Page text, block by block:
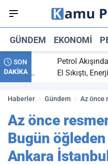
GÜNDEM EKONOMI
SON
DAKİKA
maç
Petrol Akışında
El Sıkıştı, Enerji
Haberler Gündem
Az önce
peşe
Az önce
Bugün
Ankara